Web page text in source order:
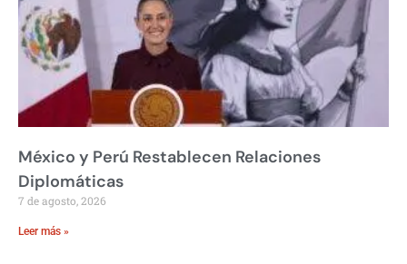
México y Perú Restablecen Relaciones
Diplomáticas
7 de agosto, 2026
Leer más »